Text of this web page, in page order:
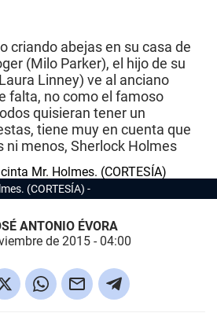
criando abejas en su casa de
(Milo Parker), el hijo de su
Linney) ve al anciano
falta, no como el famoso
quisieran tener un
tiene muy en cuenta que
ni menos, Sherlock Holmes
(CORTESÍA)
ANTONIO ÉVORA
de 2015 - 04:00